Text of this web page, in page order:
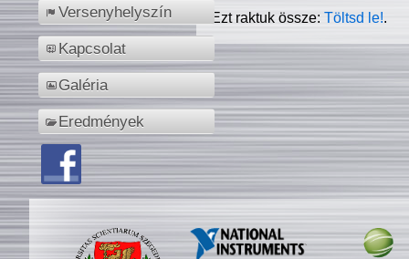
Versenyhelyszín
Kapcsolat
Galéria
Eredmények
Ezt raktuk össze:Töltsd le!.